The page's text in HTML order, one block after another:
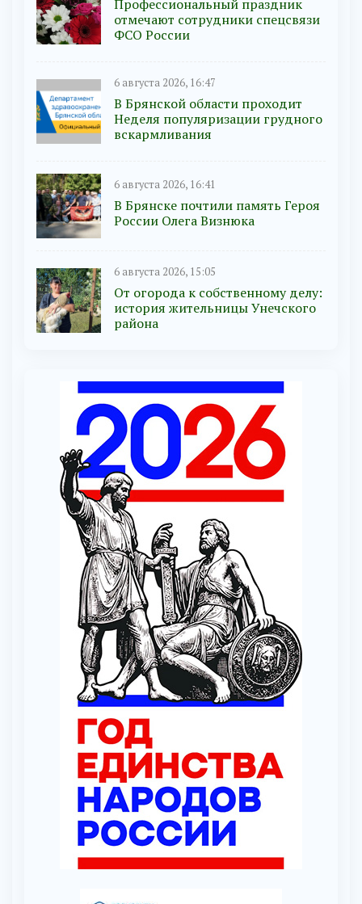
Профессиональный праздник
отмечают сотрудники спецсвязи
ФСО России
6 августа 2026, 16:47
В Брянской области проходит
Неделя популяризации грудного
вскармливания
6 августа 2026, 16:41
В Брянске почтили память Героя
России Олега Визнюка
6 августа 2026, 15:05
От огорода к собственному делу:
история жительницы Унечского
района